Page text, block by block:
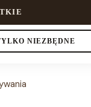
NIEZBĘDNE